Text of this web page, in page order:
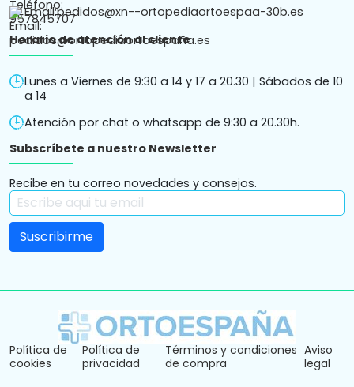
Email:pedidos@xn--ortopediaortoespaa-30b.es
Horario de atención al cliente
Lunes a Viernes de 9:30 a 14 y 17 a 20.30 | Sábados de 10
a 14
Atención por chat o whatsapp de 9:30 a 20.30h.
Subscríbete a nuestro Newsletter
Recibe en tu correo novedades y consejos.
Política de
cookies
Política de
privacidad
Términos y condiciones
de compra
Aviso
legal